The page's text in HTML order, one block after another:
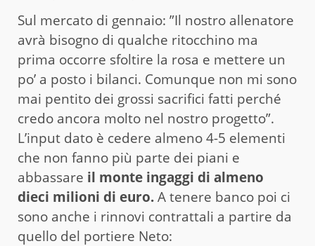
Sul mercato di gennaio: ”Il nostro allenatore
avrà bisogno di qualche ritocchino ma
prima occorre sfoltire la rosa e mettere un
po’ a posto i bilanci. Comunque non mi sono
mai pentito dei grossi sacrifici fatti perché
credo ancora molto nel nostro progetto”.
L’input dato è cedere almeno 4-5 elementi
che non fanno più parte dei piani e
abbassare il monte ingaggi di almeno
dieci milioni di euro.A tenere banco poi ci
sono anche i rinnovi contrattali a partire da
quello del portiere Neto: